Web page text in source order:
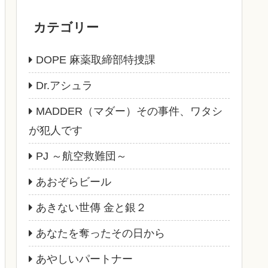
カテゴリー
DOPE 麻薬取締部特捜課
Dr.アシュラ
MADDER（マダー）その事件、ワタシ
が犯人です
PJ ～航空救難団～
あおぞらビール
あきない世傳 金と銀２
あなたを奪ったその日から
あやしいパートナー